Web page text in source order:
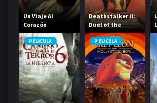
Un Viaje Al
Corazón
Deathstalker II:
Duel of the
Titans
PELICULA PELICULA